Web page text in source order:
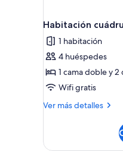
Habitación
1 habitación
4 huéspedes
1 cama doble y
Wifi gratis
Ver más detalles
Más
cuádruple